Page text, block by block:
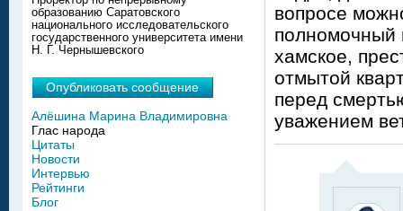
вопросе
полномочный
хамское,
отмытой
перед
уважением
образованию Саратовского
национального исследовательского
государственного университета имени
Н. Г. Чернышевского
Опубликовать сообщение
Алёшина Марина Владимировна
Глас народа
Цитаты
Новости
Интервью
Рейтинги
Блог